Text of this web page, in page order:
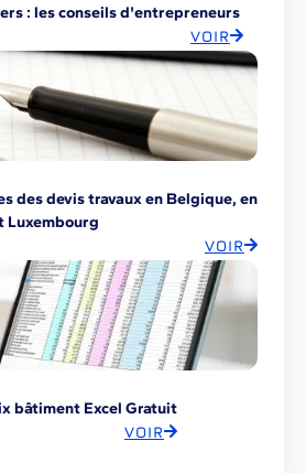
: les conseils d'entrepreneurs
VOIR
des devis travaux en Belgique, en
Luxembourg
VOIR
bâtiment Excel Gratuit
VOIR